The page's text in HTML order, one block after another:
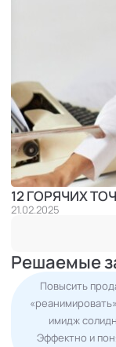
12 ГОРЯЧИХ
21.02.2025
Решаемые
Повысить
имидж
Эффектно и